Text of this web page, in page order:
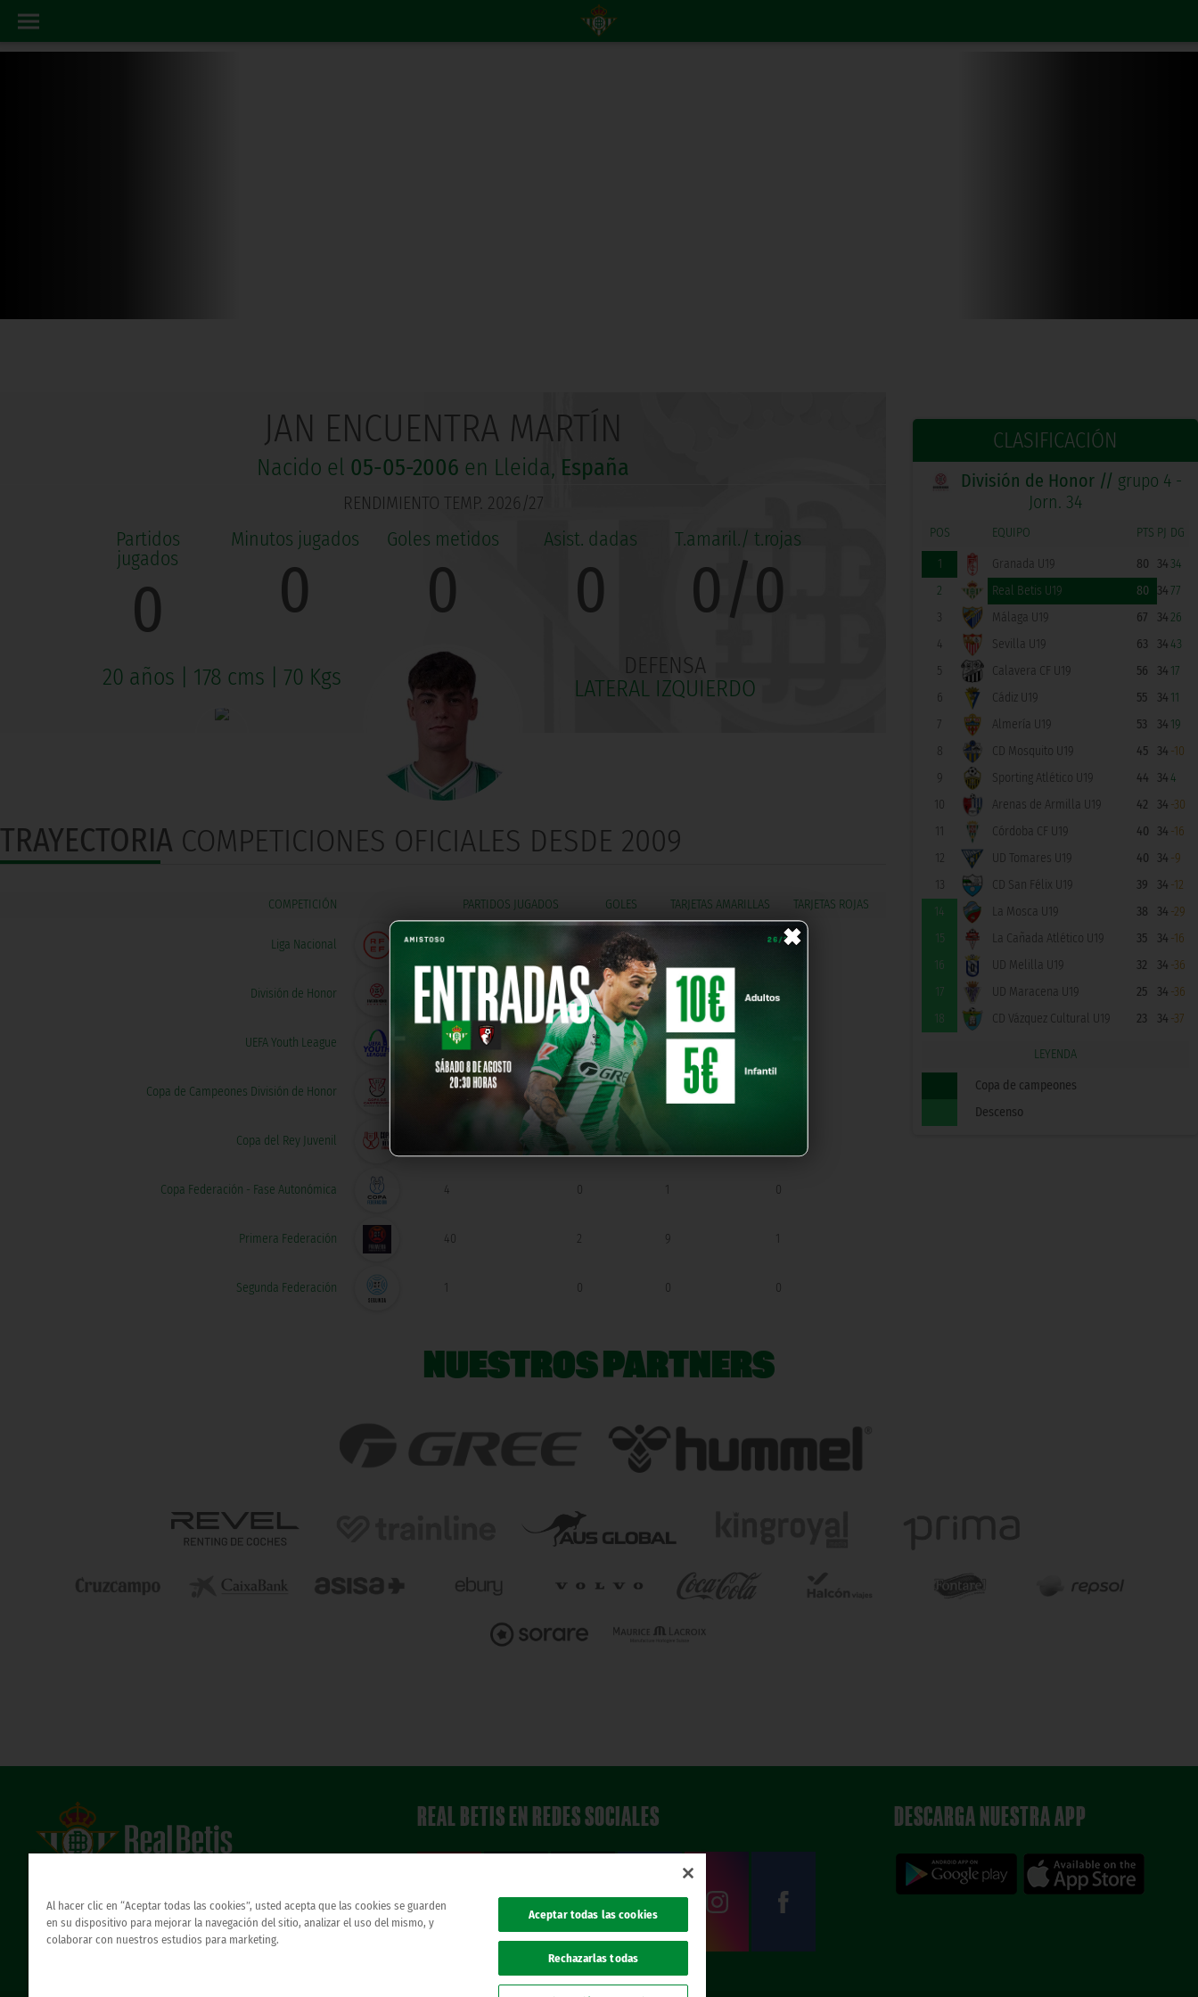
×
CLASIFICACIÓN
División de Honor // grupo 4 -
Jorn. 34
POS EQUIPO PTS PJ DG
1 Granada U19 80 34 34
2
Real Betis U19 80 3477
3
Málaga U19 67 3426
4
Sevilla U19 63 34 43
5
Calavera CF U19 56 34 17
6
Cádiz U19 55 34 11
7
Almería U19 53 34 19
8
CD Mosquito U19 45 34 -10
9
Sporting Atlético U19 44 34 4
10
Arenas de Armilla U19 42 34 -30
11
Córdoba CF U19 40 34 -16
12
UD Tomares U19 40 34 -9
13
CD San Félix U19 39 34 -12
14
La Mosca U19 38 34 -29
15
La Cañada Atlético U19 35 34 -16
16
UD Melilla U19 32 34 -36
17
UD Maracena U19 25 34 -36
18
CD Vázquez Cultural U19 23 34 -37
LEYENDA
Copa de campeones
Descenso
JAN ENCUENTRA MARTÍN
Nacido el 05-05-2006 en Lleida, España
RENDIMIENTO TEMP. 2026/27
0 0 0 0 0/0
20 años 178 cms 70 Kgs
DEFENSA
LATERAL IZQUIERDO
TRAYECTORIA COMPETICIONES OFICIALES DESDE 2009
COMPETICIÓN GOLES
Liga Nacional 28 1
División de Honor 52 6 0
UEFA Youth League 0 1
Copa de Campeones División de Honor 8 0
Copa del Rey Juvenil
Copa Federación - Fase Autonómica 4 0 1 0
Primera Federación 40 2 9 1
Segunda Federación 1 0 0 0
NUESTROS PARTNERS
Atención al Bético
REAL BETIS EN REDES SOCIALES DESCARGA NUESTRA APP
Al hacer clic en “Aceptar todas las cookies”, usted acepta que las cookies se guarden
en su dispositivo para mejorar la navegación del sitio, analizar el uso del mismo, y
colaborar con nuestros estudios para marketing.
Aceptar todas las cookies
Rechazarlas todas